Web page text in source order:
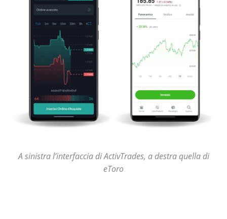
A sinistra l’interfaccia di ActivTrades, a destra quella di
eToro